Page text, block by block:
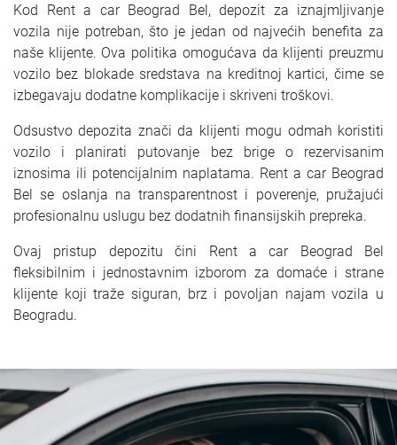
Kod Rent a car Beograd Bel, depozit za iznajmljivanje
vozila nije potreban, što je jedan od najvećih benefita za
naše klijente. Ova politika omogućava da klijenti preuzmu
vozilo bez blokade sredstava na kreditnoj kartici, čime se
izbegavaju dodatne komplikacije i skriveni troškovi.
Odsustvo depozita znači da klijenti mogu odmah koristiti
vozilo i planirati putovanje bez brige o rezervisanim
iznosima ili potencijalnim naplatama. Rent a car Beograd
Bel se oslanja na transparentnost i poverenje, pružajući
profesionalnu uslugu bez dodatnih finansijskih prepreka.
Ovaj pristup depozitu čini Rent a car Beograd Bel
fleksibilnim i jednostavnim izborom za domaće i strane
klijente koji traže siguran, brz i povoljan najam vozila u
Beogradu.